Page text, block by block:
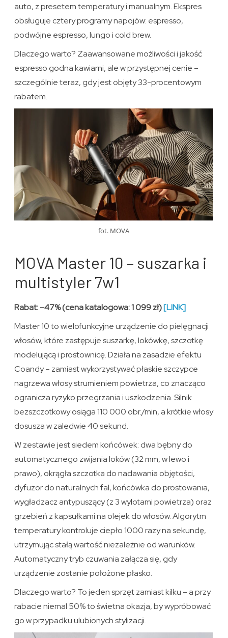
auto, z presetem temperatury i manualnym. Ekspres
obsługuje cztery programy napojów: espresso,
podwójne espresso, lungo i cold brew.
Dlaczego warto? Zaawansowane możliwości i jakość
espresso godna kawiarni, ale w przystępnej cenie –
szczególnie teraz, gdy jest objęty 33-procentowym
rabatem.
fot. MOVA
MOVA Master 10 – suszarka i
multistyler 7w1
Rabat: –47% (cena katalogowa: 1 099 zł)[LINK]
Master 10 to wielofunkcyjne urządzenie do pielęgnacji
włosów, które zastępuje suszarkę, lokówkę, szczotkę
modelującą i prostownicę. Działa na zasadzie efektu
Coandy – zamiast wykorzystywać płaskie szczypce
nagrzewa włosy strumieniem powietrza, co znacząco
ogranicza ryzyko przegrzania i uszkodzenia. Silnik
bezszczotkowy osiąga 110 000 obr./min, a krótkie włosy
dosusza w zaledwie 40 sekund.
W zestawie jest siedem końcówek: dwa bębny do
automatycznego zwijania loków (32 mm, w lewo i
prawo), okrągła szczotka do nadawania objętości,
dyfuzor do naturalnych fal, końcówka do prostowania,
wygładzacz antypuszący (z 3 wylotami powietrza) oraz
grzebień z kapsułkami na olejek do włosów. Algorytm
temperatury kontroluje ciepło 1000 razy na sekundę,
utrzymując stałą wartość niezależnie od warunków.
Automatyczny tryb czuwania załącza się, gdy
urządzenie zostanie położone płasko.
Dlaczego warto? To jeden sprzęt zamiast kilku – a przy
rabacie niemal 50% to świetna okazja, by wypróbować
go w przypadku ulubionych stylizacji.